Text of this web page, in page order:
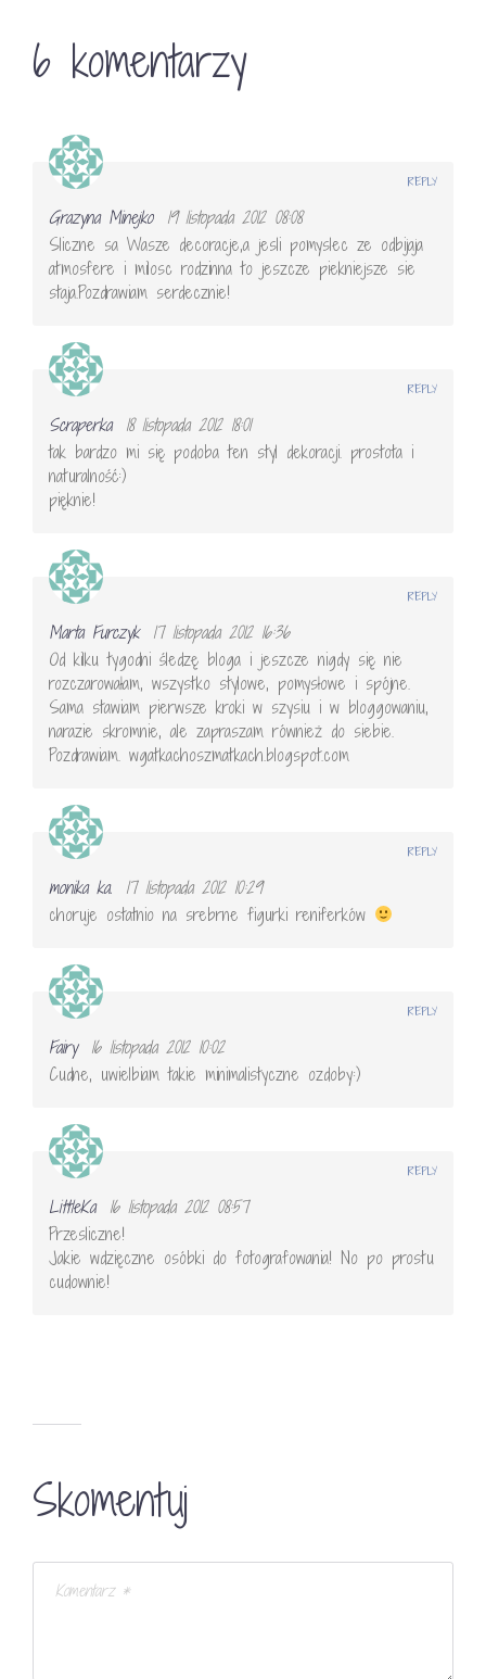
6 komentarzy
Grazyna Minejko
19 listopada 2012 08:08
Sliczne sa Wasze decoracje,a jesli pomyslec ze odbijaja
atmosfere i milosc rodzinna to jeszcze piekniejsze sie
staja.Pozdrawiam serdecznie!
REPLY
Scraperka
18 listopada 2012 18:01
tak bardzo mi się podoba ten styl dekoracji. prostota i
naturalność:)
pięknie!
REPLY
Marta Furczyk
17 listopada 2012 16:36
Od kilku tygodni śledzę bloga i jeszcze nigdy się nie
rozczarowałam, wszystko stylowe, pomysłowe i spójne.
Sama stawiam pierwsze kroki w szysiu i w bloggowaniu,
narazie skromnie, ale zapraszam również do siebie.
Pozdrawiam. wgatkachoszmatkach.blogspot.com
REPLY
monika ka.
17 listopada 2012 10:29
choruje ostatnio na srebrne figurki reniferków
REPLY
Fairy
16 listopada 2012 10:02
Cudne, uwielbiam takie minimalistyczne ozdoby:)
REPLY
LittleKa
16 listopada 2012 08:57
Przesliczne!
Jakie wdzięczne osóbki do fotografowania! No po prostu
cudownie!
REPLY
Skomentuj